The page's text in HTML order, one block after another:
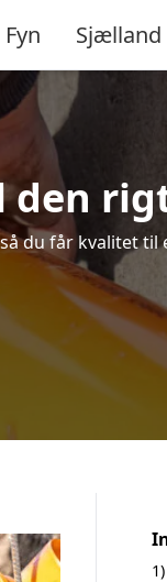
Fyn Sjælland
den
du får kvalitet til
1)